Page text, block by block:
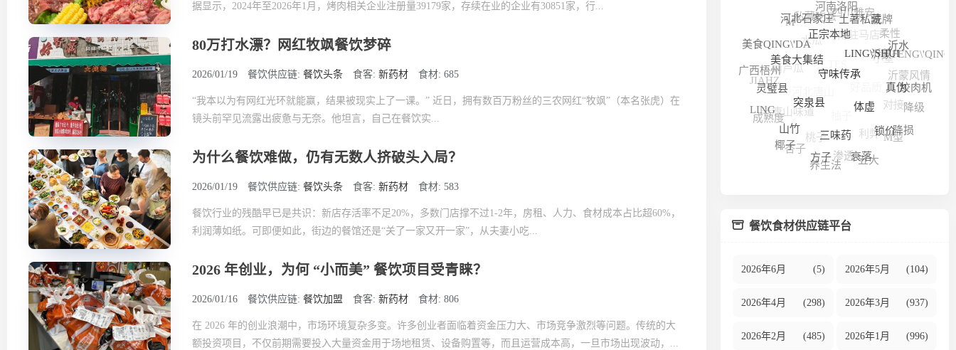
据显示，2024年至2026年1月，烤肉相关企业注册量39179家，存续在业的企业有30851家，行...
80万打水漂？网红牧飒餐饮梦碎
2026/01/19 餐饮供应链: 餐饮头条 食客: 新药材 食材: 685
“我本以为有网红光环就能赢，结果被现实上了一课。” 近日，拥有数百万粉丝的三农网红“牧飒”（本名张虎）在
镜头前罕见流露出疲惫与无奈。他坦言，自己在餐饮实...
为什么餐饮难做，仍有无数人挤破头入局？
2026/01/19 餐饮供应链: 餐饮头条 食客: 新药材 食材: 583
餐饮行业的残酷早已是共识：新店存活率不足20%，多数门店撑不过1-2年，房租、人力、食材成本占比超60%，
利润薄如纸。可即便如此，街边的餐馆还是“关了一家又开一家”，从夫妻小吃...
2026 年创业，为何 “小而美” 餐饮项目受青睐？
2026/01/16 餐饮供应链: 餐饮加盟 食客: 新药材 食材: 806
在 2026 年的创业浪潮中，市场环境复杂多变。许多创业者面临着资金压力大、市场竞争激烈等问题。传统的大
额投资项目，不仅前期需要投入大量资金用于场地租赁、设备购置等，而且运营成本高，一旦市场出现波动，...
降损
锁价
衰落
五大
M型
降级
绞肉机
真伪
体虚
三味药
方子
养生法
渗透
利弊
对接
沂蒙风情
沂蒙FENG\'QING
沂水
LING\'SHUI
守味传承
突泉县
山竹
椰子
杏子
桃子
好品质
小型
柔性
洗牌
土著私藏
正宗本地
美食大集结
灵璧县
LING
成熟度
老唐山味道
河北唐山
TES
河南驻马店
四川雅安
河南洛阳
河北石家庄
美食QING\'DA
广西梧州
JIAHZ
葫芦瓜
水瓜
私藏吃法
M
餐饮食材供应链平台
2026年6月 (5) 2026年5月 (104)
2026年4月 (298) 2026年3月 (937)
2026年2月 (485) 2026年1月 (996)